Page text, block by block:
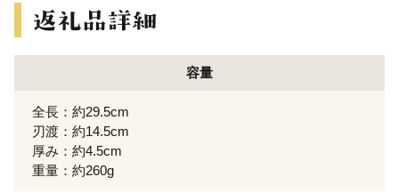
容量
全長：約29.5cm
刃渡：約14.5cm
厚み：約4.5cm
重量：約260g